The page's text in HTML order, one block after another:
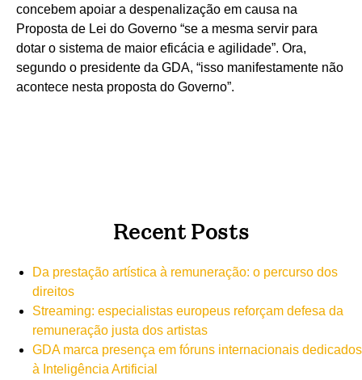
concebem apoiar a despenalização em causa na
Proposta de Lei do Governo “se a mesma servir para
dotar o sistema de maior eficácia e agilidade”. Ora,
segundo o presidente da GDA, “isso manifestamente não
acontece nesta proposta do Governo”.
Recent Posts
Da prestação artística à remuneração: o percurso dos
direitos
Streaming: especialistas europeus reforçam defesa da
remuneração justa dos artistas
GDA marca presença em fóruns internacionais dedicados
à Inteligência Artificial